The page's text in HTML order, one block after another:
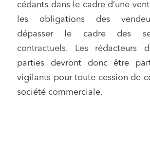
cédants dans le cadre d’une
les obligations des
dépasser le cadre des
contractuels. Les rédacteurs
parties devront donc être
vigilants pour toute cession de
société commerciale.